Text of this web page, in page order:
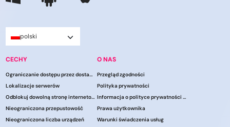
polski
CECHY
Ograniczanie dostępu przez dostawców usług internetowych
Lokalizacje serwerów
Odblokuj dowolną stronę internetową
Nieograniczona przepustowość
Nieograniczona liczba urządzeń
O NAS
Przegląd zgodności
Polityka prywatności
Informacja o polityce prywatności CCPA
Prawa użytkownika
Warunki świadczenia usług